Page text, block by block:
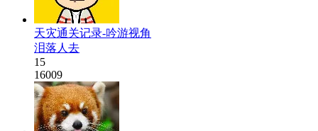
天灾通关记录-吟游视角
泪落人去
15
16009